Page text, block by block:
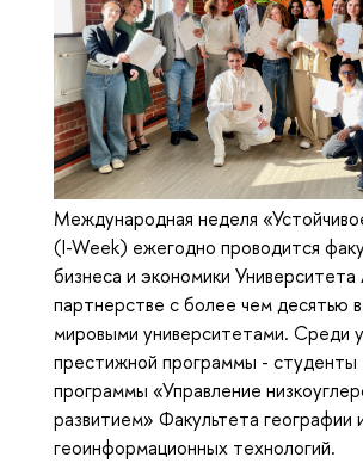
Международная неделя
(I-Week) ежегодно проводится
бизнеса и экономики Университета
партнерстве с более чем десятью
мировыми университетами. Среди
престижной программы - студенты
программы «Управление
развитием» Факультета географии
геоинформационных технологий.